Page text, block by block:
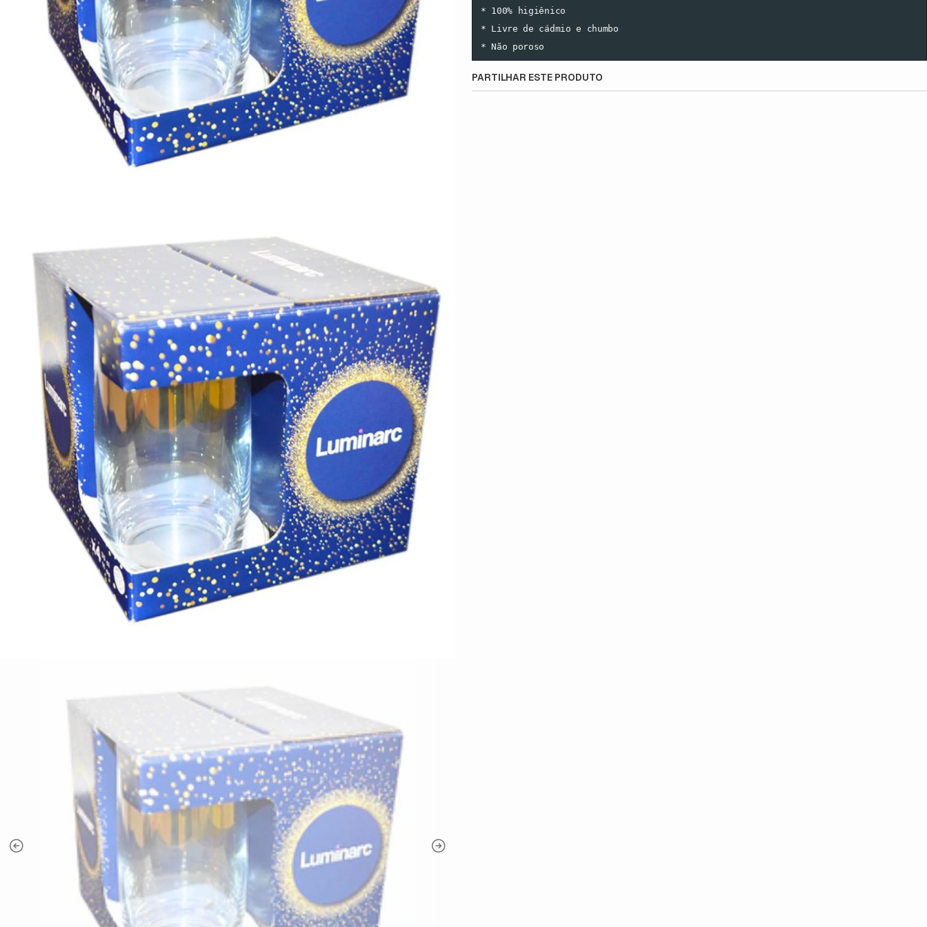
* 100% higiênico
* Livre de cádmio e chumbo
* Não poroso
PARTILHAR ESTE PRODUTO